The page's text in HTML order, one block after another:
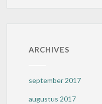
ARCHIVES
september 2017
augustus 2017